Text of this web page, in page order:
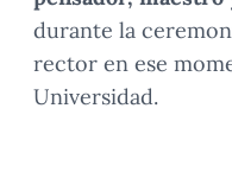
durante la
rector en ese
Universidad.